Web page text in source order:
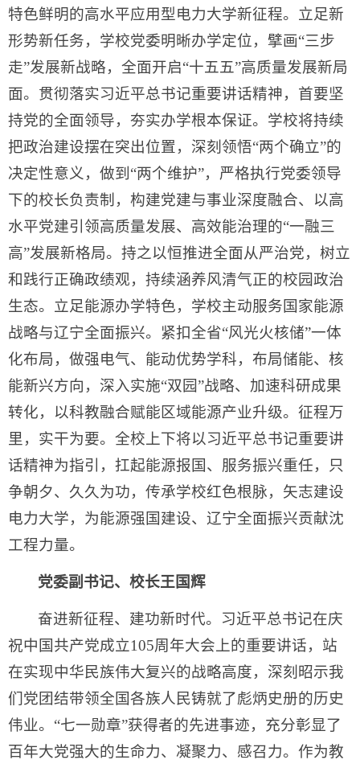
特色鲜明的高水平应用型电力大学新征程。立足新
形势新任务，学校党委明晰办学定位，擘画“三步
走”发展新战略，全面开启“十五五”高质量发展新局
面。贯彻落实习近平总书记重要讲话精神，首要坚
持党的全面领导，夯实办学根本保证。学校将持续
把政治建设摆在突出位置，深刻领悟“两个确立”的
决定性意义，做到“两个维护”，严格执行党委领导
下的校长负责制，构建党建与事业深度融合、以高
水平党建引领高质量发展、高效能治理的“一融三
高”发展新格局。持之以恒推进全面从严治党，树立
和践行正确政绩观，持续涵养风清气正的校园政治
生态。立足能源办学特色，学校主动服务国家能源
战略与辽宁全面振兴。紧扣全省“风光火核储”一体
化布局，做强电气、能动优势学科，布局储能、核
能新兴方向，深入实施“双园”战略、加速科研成果
转化，以科教融合赋能区域能源产业升级。征程万
里，实干为要。全校上下将以习近平总书记重要讲
话精神为指引，扛起能源报国、服务振兴重任，只
争朝夕、久久为功，传承学校红色根脉，矢志建设
电力大学，为能源强国建设、辽宁全面振兴贡献沈
工程力量。
党委副书记、校长王国辉
奋进新征程、建功新时代。习近平总书记在庆
祝中国共产党成立105周年大会上的重要讲话，站
在实现中华民族伟大复兴的战略高度，深刻昭示我
们党团结带领全国各族人民铸就了彪炳史册的历史
伟业。“七一勋章”获得者的先进事迹，充分彰显了
百年大党强大的生命力、凝聚力、感召力。作为教